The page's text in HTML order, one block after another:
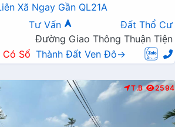
Xã Ngay Gần QL21A
Tư Vấn
Đất Thổ Cư
Đường Giao Thông Thuận Tiện
Sổ Thành Đất Ven Đô→
T.B 2594